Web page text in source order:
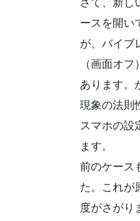
さて、新し
ースを開い
が、バイブ
（画面オ
あります。
現象の法則
スマホの設
ます。
前のケース
た。これが
度がさがり